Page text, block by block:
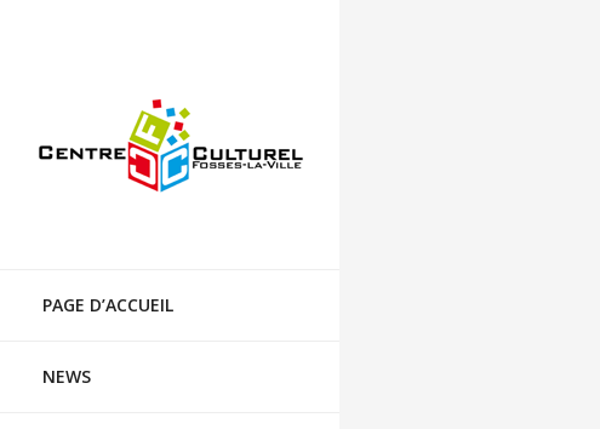
PAGE D’ACCUEIL
NEWS